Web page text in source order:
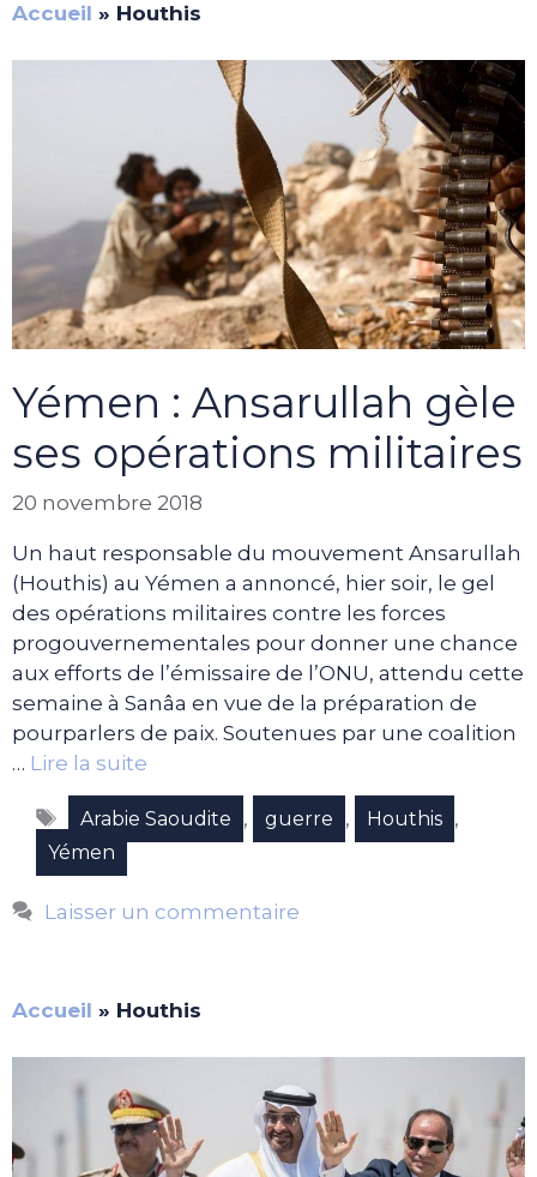
Accueil » Houthis
Yémen : Ansarullah gèle
ses opérations militaires
20 novembre 2018
Un haut responsable du mouvement Ansarullah
(Houthis) au Yémen a annoncé, hier soir, le gel
des opérations militaires contre les forces
progouvernementales pour donner une chance
aux efforts de l’émissaire de l’ONU, attendu cette
semaine à Sanâa en vue de la préparation de
pourparlers de paix. Soutenues par une coalition
… Lire la suite
Étiquettes
Arabie Saoudite , guerre , Houthis ,
Yémen
Laisser un commentaire
Accueil » Houthis